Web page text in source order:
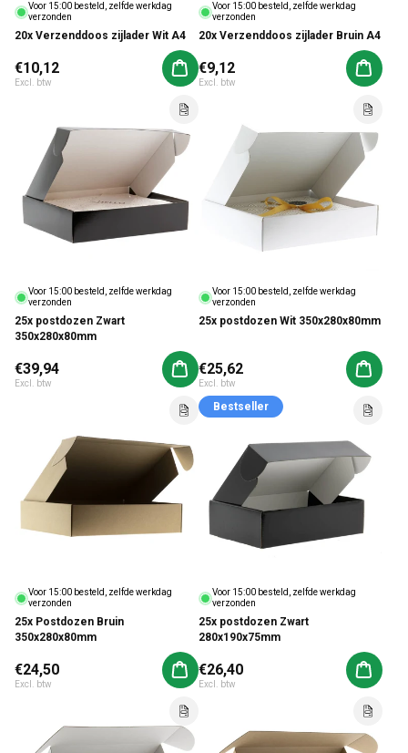
Voor 15:00 besteld, zelfde werkdag
verzonden
20x Verzenddoos zijlader Wit A4
Normale prijs
€10,12
Excl. btw
Aan winkelwagen toevoegen
Voor 15:00 besteld, zelfde werkdag
verzonden
20x Verzenddoos zijlader Bruin A4
Normale prijs
€9,12
Excl. btw
Aan
Voor 15:00 besteld, zelfde werkdag
verzonden
25x postdozen Zwart
350x280x80mm
Normale prijs
€39,94
Excl. btw
Aan winkelwagen toevoegen
Voor 15:00 besteld, zelfde werkdag
verzonden
25x postdozen Wit 350x280x80mm
Normale prijs
€25,62
Excl. btw
Aan
Voor 15:00 besteld, zelfde werkdag
verzonden
25x Postdozen Bruin
350x280x80mm
Normale prijs
€24,50
Excl. btw
Aan winkelwagen toevoegen
Bestseller
Voor 15:00 besteld, zelfde werkdag
verzonden
25x postdozen Zwart
280x190x75mm
Normale prijs
€26,40
Excl. btw
Aan